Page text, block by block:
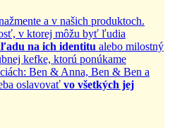
a v našich produktoch.
v ktorej môžu byť ľudia
na ich identitu alebo milostný
kefke, ktorú ponúkame
Ben & Anna, Ben & Ben a
oslavovať vo všetkých jej